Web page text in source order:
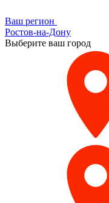
Ваш регион
Ростов-на-Дону
Выберите ваш город